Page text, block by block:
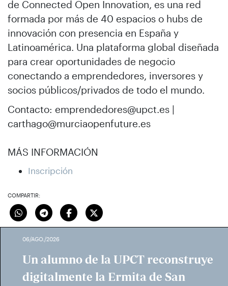
de Connected Open Innovation, es una red
formada por más de 40 espacios o hubs de
innovación con presencia en España y
Latinoamérica. Una plataforma global diseñada
para crear oportunidades de negocio
conectando a emprendedores, inversores y
socios públicos/privados de todo el mundo.
Contacto: emprendedores@upct.es |
carthago@murciaopenfuture.es
MÁS INFORMACIÓN
Inscripción
COMPARTIR:
06/AGO./2026
Un alumno de la UPCT reconstruye
digitalmente la Ermita de San